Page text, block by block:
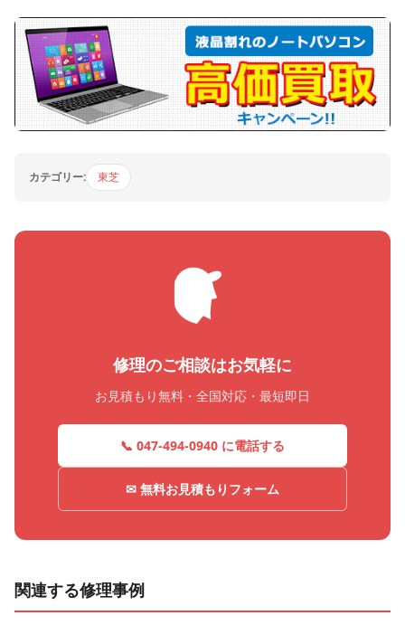
カテゴリー: 東芝
修理のご相談はお気軽に
お見積もり無料・全国対応・最短即日
📞 047-494-0940 に電話する
✉ 無料お見積もりフォーム
関連する修理事例